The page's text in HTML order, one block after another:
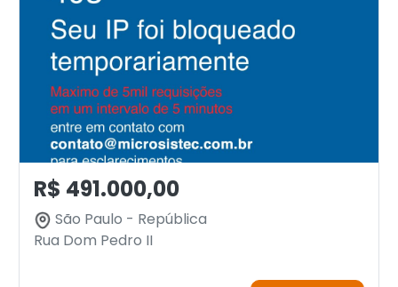
R$ 491.000,00
São Paulo - República
Rua Dom Pedro II